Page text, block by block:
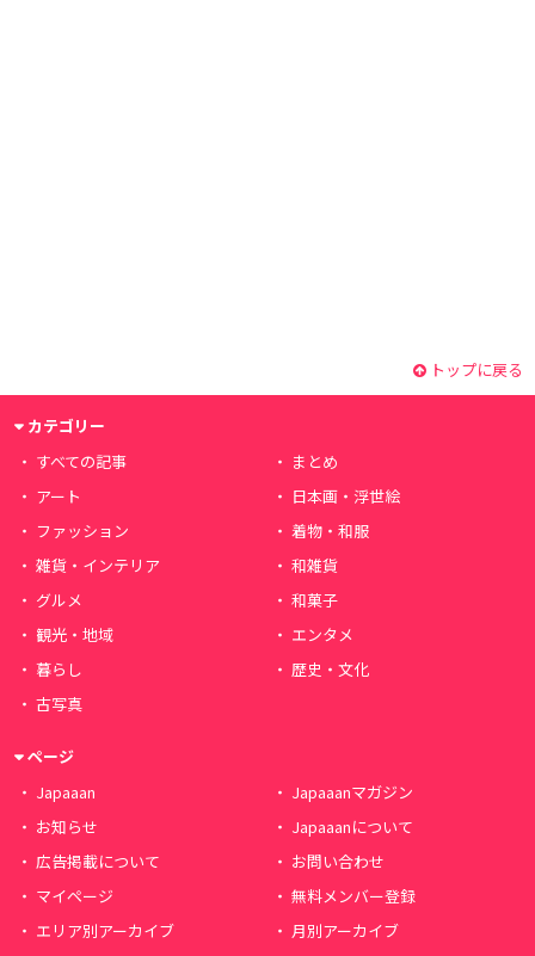
トップに戻る
カテゴリー
すべての記事
まとめ
アート
日本画・浮世絵
ファッション
着物・和服
雑貨・インテリア
和雑貨
グルメ
和菓子
観光・地域
エンタメ
暮らし
歴史・文化
古写真
ページ
Japaaan
Japaaanマガジン
お知らせ
Japaaanについて
広告掲載について
お問い合わせ
マイページ
無料メンバー登録
エリア別アーカイブ
月別アーカイブ